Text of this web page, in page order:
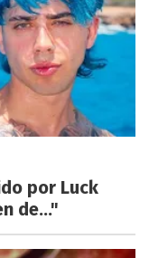
por Luck
de..."